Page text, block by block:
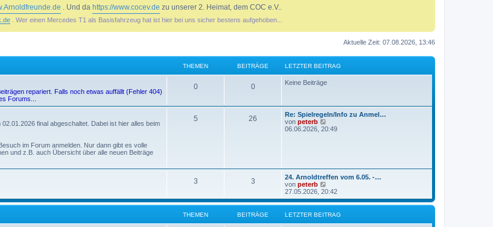
. Und da https://www.cocev.de zu unserer 2. Heimat, dem COC e.V..
. Wer einen Mercedes T1 als Basisfahrzeug hat ist hier bei uns sicher bestens aufgehoben...
Aktuelle Zeit: 07.08.2026, 13:46
THEMEN BEITRÄGE LETZTER BEITRAG
repariert. Falls noch etwas auffällt (Fehler 404)
Forums...
0 0 Keine Beiträge
final abgeschaltet. Dabei ist hier alles beim
im Forum anmelden. Nur dann gibt es volle
und z.B. auch Übersicht über alle neuen Beiträge
5 26
Re: Spielregeln/Info zu Anmel…
von peterb
e
r
B
i
t
r
a
g
06.06.2026, 20:49
3 3
24. Arnoldtreffen vom 6.05. -…
von peterb
e
u
e
s
27.05.2026, 20:42
THEMEN BEITRÄGE LETZTER BEITRAG